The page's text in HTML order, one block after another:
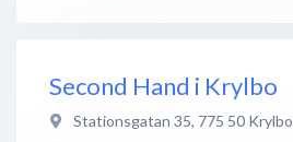
Second Hand i Krylbo
Stationsgatan 35, 775 50 Krylbo